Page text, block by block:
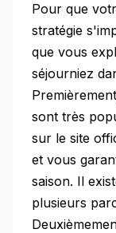
Pour que
stratégie
que vous
séjourniez
sont très
sur le site
et vous
saison. Il
plusieurs